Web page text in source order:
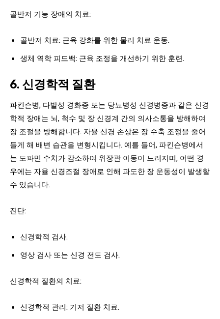
골반저 기능 장애의 치료:
골반저 치료: 근육 강화를 위한 물리 치료 운동.
생체 역학 피드백: 근육 조정을 개선하기 위한 훈련.
6. 신경학적 질환
파킨슨병, 다발성 경화증 또는 당뇨병성 신경병증과 같은 신경
학적 장애는 뇌, 척수 및 장 신경계 간의 의사소통을 방해하여
장 조절을 방해합니다. 자율 신경 손상은 장 수축 조정을 줄어
들게 해 배변 습관을 변형시킵니다. 예를 들어, 파킨슨병에서
는 도파민 수치가 감소하여 위장관 이동이 느려지며, 어떤 경
우에는 자율 신경조절 장애로 인해 과도한 장 운동성이 발생할
수 있습니다.
진단:
신경학적 검사.
영상 검사 또는 신경 전도 검사.
신경학적 질환의 치료:
신경학적 관리: 기저 질환 치료.